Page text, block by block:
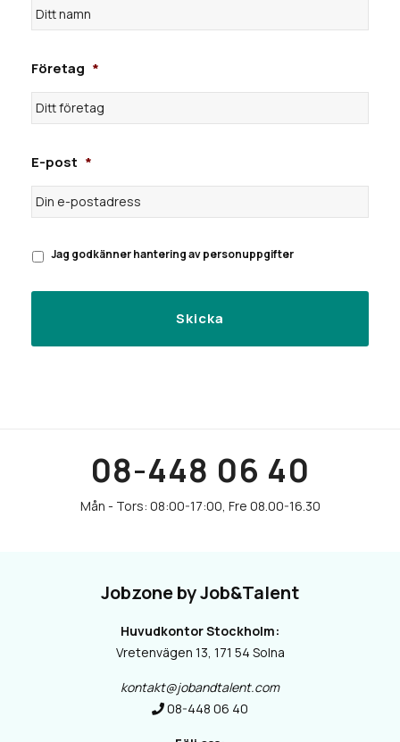
Företag *
E-post *
Jag godkänner hantering av personuppgifter
08-448 06 40
Jobzone by Job&Talent
Huvudkontor Stockholm:
Vretenvägen 13, 171 54 Solna
kontakt@jobandtalent.com
08-448 06 40